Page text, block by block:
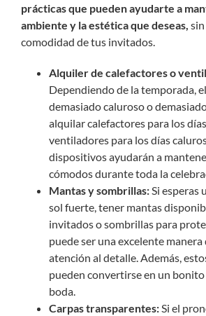
prácticas que pueden ayudarte a
ambiente y la estética que deseas,
comodidad de tus invitados.
Alquiler de calefactores o
Dependiendo de la temporada,
demasiado caluroso o
alquilar calefactores para los
ventiladores para los días
dispositivos ayudarán a
cómodos durante toda la
Mantas y sombrillas:Si esperas
sol fuerte, tener mantas
invitados o sombrillas para
puede ser una excelente
atención al detalle. Además,
pueden convertirse en un
boda.
Carpas transparentes:Si el